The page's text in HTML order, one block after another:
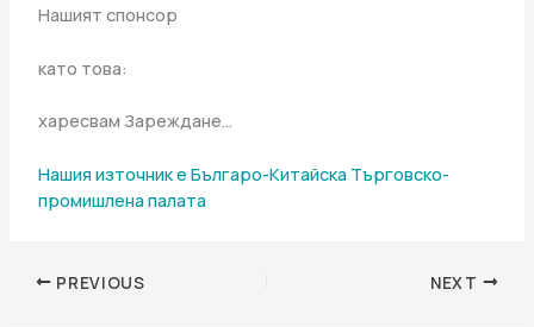
Нашият спонсор
като това:
харесвам Зареждане…
Нашия източник е Българо-Китайска Търговско-
промишлена палaта
PREVIOUS NEXT